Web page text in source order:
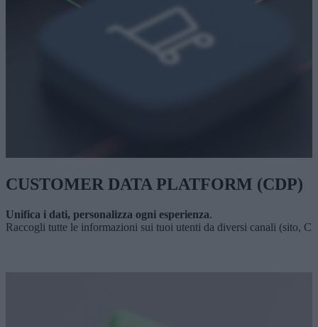
CUSTOMER DATA PLATFORM (CDP)
Unifica i dati, personalizza ogni esperienza.
Raccogli tutte le informazioni sui tuoi utenti da diversi canali (sito,